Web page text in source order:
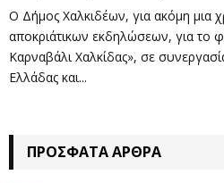
Ο Δήμος Χαλκιδέων, για ακόμη μια
αποκριάτικων εκδηλώσεων, για το
Καρναβάλι Χαλκίδας», σε
Ελλάδας και...
ΠΡΌΣΦΑΤΑ ΆΡΘΡΑ